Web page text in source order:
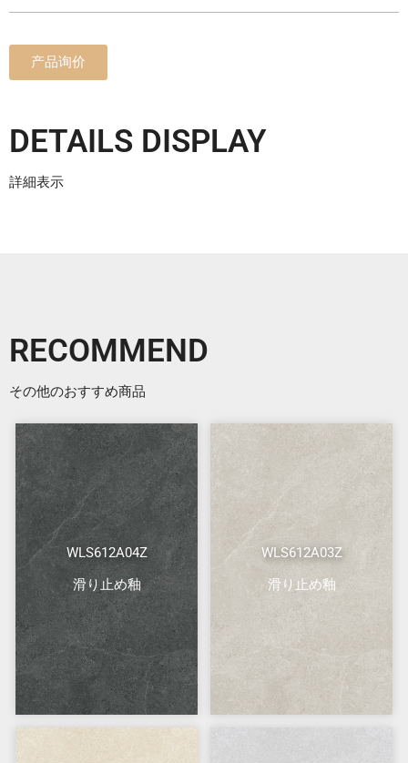
产品询价
DETAILS DISPLAY
詳細表示
RECOMMEND
その他のおすすめ商品
WLS612A04Z
滑り止め釉
WLS612A03Z
滑り止め釉